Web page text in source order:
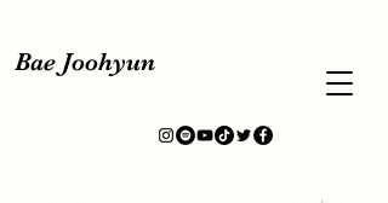
Bae Joohyun